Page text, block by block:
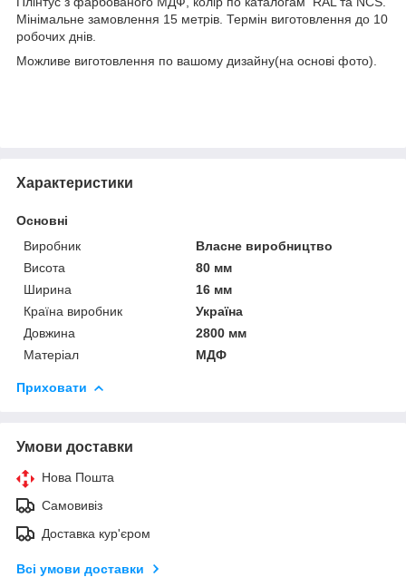
Мінімальне замовлення 15 метрів. Термін виготовлення до 10
робочих днів.
Можливе виготовлення по вашому дизайну(на основі фото).
Характеристики
Основні
Виробник
Власне виробництво
Висота
80 мм
Ширина
16 мм
Країна виробник
Україна
Довжина
2800 мм
Матеріал
МДФ
Приховати
Умови доставки
Нова Пошта
Самовивіз
Доставка кур'єром
Всі умови доставки